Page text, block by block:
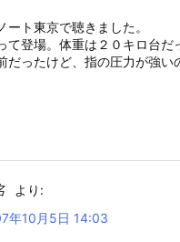
ート東京で聴きました。
て登場。体重は２０キロ台だ
だったけど、指の圧力が強い
より:
年10月5日 14:03